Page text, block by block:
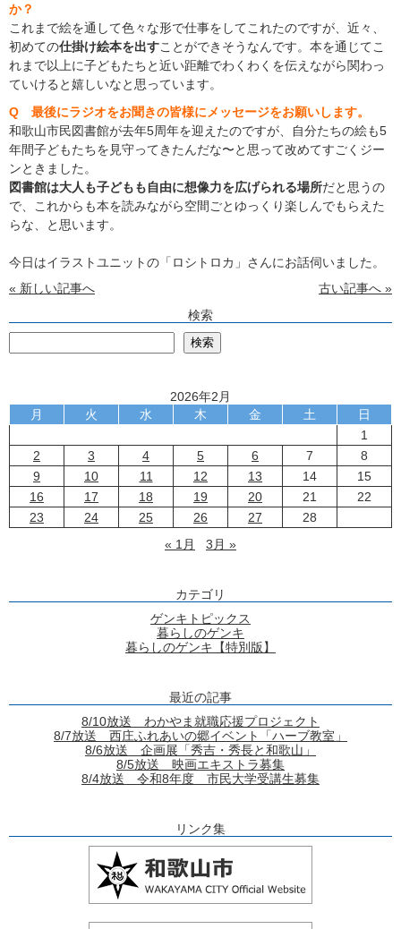
か？
これまで絵を通して色々な形で仕事をしてこれたのですが、近々、
初めての仕掛け絵本を出すことができそうなんです。本を通じてこ
れまで以上に子どもたちと近い距離でわくわくを伝えながら関わっ
ていけると嬉しいなと思っています。
Q 最後にラジオをお聞きの皆様にメッセージをお願いします。
和歌山市民図書館が去年5周年を迎えたのですが、自分たちの絵も5
年間子どもたちを見守ってきたんだな〜と思って改めてすごくジー
ンときました。
図書館は大人も子どもも自由に想像力を広げられる場所だと思うの
で、これからも本を読みながら空間ごとゆっくり楽しんでもらえた
らな、と思います。
今日はイラストユニットの「ロシトロカ」さんにお話伺いました。
« 新しい記事へ
古い記事へ »
検索
検索
2026年2月
月
火 水 木 金 土
日
1
2
3 4 5 6 7
8
9
10 11 12 13 14
15
16
17 18 19 20 21
22
23
24 25 26 27
28
« 1月
3月 »
カテゴリ
ゲンキトピックス
暮らしのゲンキ
暮らしのゲンキ【特別版】
最近の記事
8/10放送 わかやま就職応援プロジェクト
8/7放送 西庄ふれあいの郷イベント「ハーブ教室」
8/6放送 企画展「秀吉・秀長と和歌山」
8/5放送 映画エキストラ募集
8/4放送 令和8年度 市民大学受講生募集
リンク集